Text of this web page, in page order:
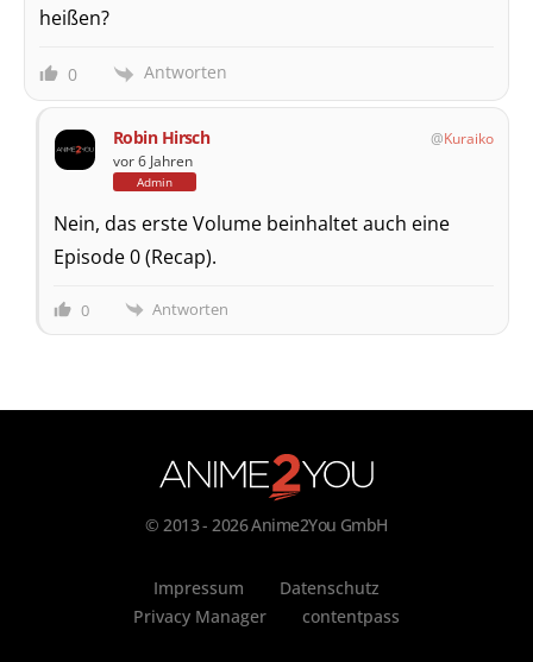
heißen?
0 Antworten
Robin Hirsch
Admin
Kuraiko
vor 6 Jahren
Nein, das erste Volume beinhaltet auch eine
Episode 0 (Recap).
0 Antworten
© 2013 - 2026 Anime2You GmbH
Impressum
Datenschutz
Privacy Manager
contentpass